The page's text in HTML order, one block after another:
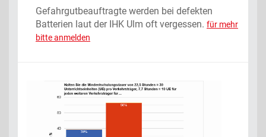
Gefahrgutbeauftragte werden bei defekten
Batterien laut der IHK Ulm oft vergessen. für mehr
bitte anmelden